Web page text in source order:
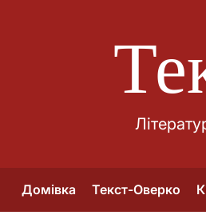
Домівка Текст-Оверко